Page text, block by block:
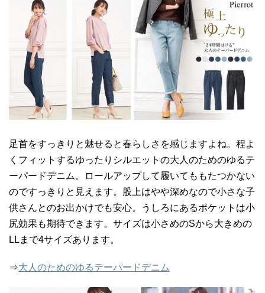
足首をすっきりと魅せると春らしさを感じますよね。程よ
くフィットするゆったりシルエットの大人のためのゆるテ
ーパードデニム。ロールアップして履いてももたつかない
のですっきりと見えます。股上はやや深めなので小さな子
供さんとのお出かけでも安心。うしろにあるポケットは小
尻効果も期待できます。サイズは小さめのSから大きめの
LLまで4サイズあります。
⇒大人のためのゆるテーパードデニム